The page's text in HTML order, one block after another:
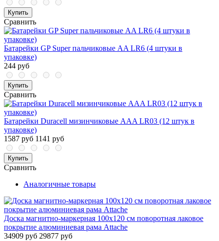
Купить
Сравнить
Батарейки GP Super пальчиковые AA LR6 (4 штуки в
упаковке)
244 руб
Купить
Сравнить
Батарейки Duracell мизинчиковые ААA LR03 (12 штук в
упаковке)
1587 руб 1141 руб
Купить
Сравнить
Аналогичные товары
Доска магнитно-маркерная 100x120 см поворотная лаковое
покрытие алюминиевая рама Attache
34909 руб 29877 руб